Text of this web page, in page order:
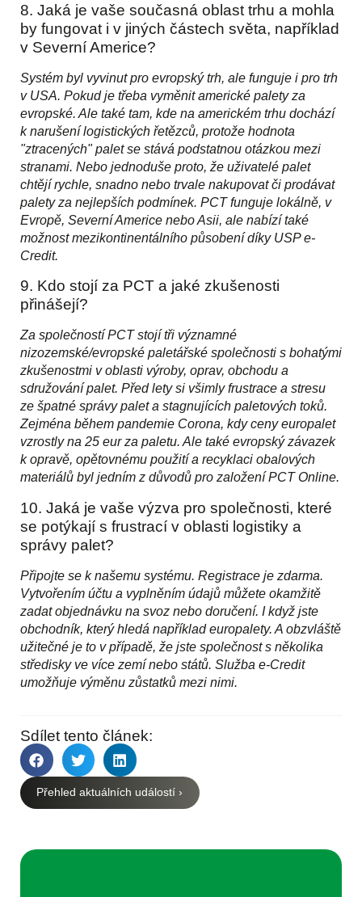
8. Jaká je vaše současná oblast trhu a mohla
by fungovat i v jiných částech světa, například
v Severní Americe?
Systém byl vyvinut pro evropský trh, ale funguje i pro trh
v USA. Pokud je třeba vyměnit americké palety za
evropské. Ale také tam, kde na americkém trhu dochází
k narušení logistických řetězců, protože hodnota
"ztracených" palet se stává podstatnou otázkou mezi
stranami. Nebo jednoduše proto, že uživatelé palet
chtějí rychle, snadno nebo trvale nakupovat či prodávat
palety za nejlepších podmínek. PCT funguje lokálně, v
Evropě, Severní Americe nebo Asii, ale nabízí také
možnost mezikontinentálního působení díky USP e-
Credit.
9. Kdo stojí za PCT a jaké zkušenosti
přinášejí?
Za společností PCT stojí tři významné
nizozemské/evropské paletářské společnosti s bohatými
zkušenostmi v oblasti výroby, oprav, obchodu a
sdružování palet. Před lety si všimly frustrace a stresu
ze špatné správy palet a stagnujících paletových toků.
Zejména během pandemie Corona, kdy ceny europalet
vzrostly na 25 eur za paletu. Ale také evropský závazek
k opravě, opětovnému použití a recyklaci obalových
materiálů byl jedním z důvodů pro založení PCT Online.
10. Jaká je vaše výzva pro společnosti, které
se potýkají s frustrací v oblasti logistiky a
správy palet?
Připojte se k našemu systému. Registrace je zdarma.
Vytvořením účtu a vyplněním údajů můžete okamžitě
zadat objednávku na svoz nebo doručení. I když jste
obchodník, který hledá například europalety. A obzvláště
užitečné je to v případě, že jste společnost s několika
středisky ve více zemí nebo států. Služba e-Credit
umožňuje výměnu zůstatků mezi nimi.
Sdílet tento článek:
Přehled aktuálních událostí ›